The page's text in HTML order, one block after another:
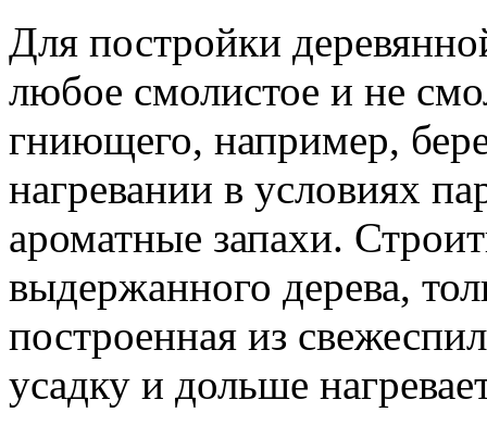
Для постройки
любое смолистое и не
гниющего, например,
нагревании в условиях
ароматные запахи.
выдержанного дерева,
построенная из
усадку и дольше